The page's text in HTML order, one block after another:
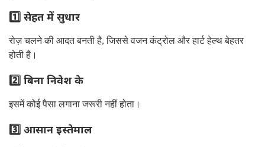
1️⃣ सेहत में सुधार
रोज़ चलने की आदत बनती है, जिससे वजन कंट्रोल और हार्ट हेल्थ बेहतर
होती है।
2️⃣ बिना निवेश के
इसमें कोई पैसा लगाना जरूरी नहीं होता।
3️⃣ आसान इस्तेमाल